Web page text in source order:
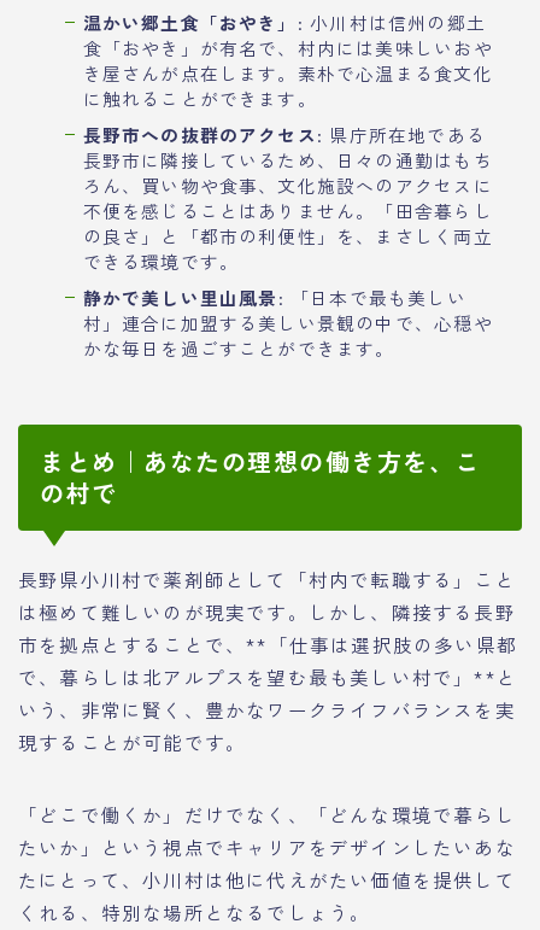
温かい郷土食「おやき」 : 小川村は信州の郷土
食「おやき」が有名で、村内には美味しいおや
き屋さんが点在します。素朴で心温まる食文化
に触れることができます。
長野市への抜群のアクセス: 県庁所在地である
長野市に隣接しているため、日々の通勤はもち
ろん、買い物や食事、文化施設へのアクセスに
不便を感じることはありません。「田舎暮らし
の良さ」と「都市の利便性」を、まさしく両立
できる環境です。
静かで美しい里山風景: 「日本で最も美しい
村」連合に加盟する美しい景観の中で、心穏や
かな毎日を過ごすことができます。
まとめ｜あなたの理想の働き方を、こ
の村で
長野県小川村で薬剤師として「村内で転職する」こと
は極めて難しいのが現実です。しかし、隣接する長野
市を拠点とすることで、**「仕事は選択肢の多い県都
で、暮らしは北アルプスを望む最も美しい村で」**と
いう、非常に賢く、豊かなワークライフバランスを実
現することが可能です。
「どこで働くか」だけでなく、「どんな環境で暮らし
たいか」という視点でキャリアをデザインしたいあな
たにとって、小川村は他に代えがたい価値を提供して
くれる、特別な場所となるでしょう。